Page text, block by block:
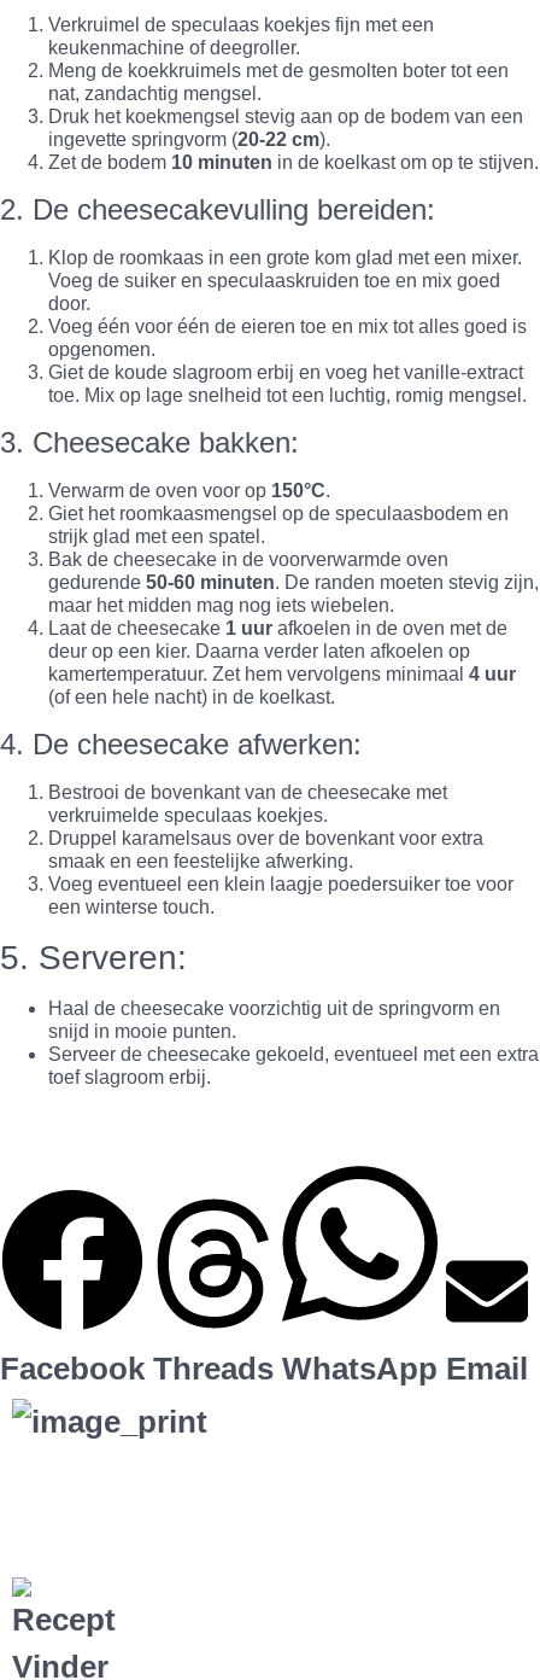
Verkruimel de speculaas koekjes fijn met een
keukenmachine of deegroller.
Meng de koekkruimels met de gesmolten boter tot een
nat, zandachtig mengsel.
Druk het koekmengsel stevig aan op de bodem van een
ingevette springvorm (20-22 cm).
Zet de bodem 10 minuten in de koelkast om op te stijven.
2. De cheesecakevulling bereiden:
Klop de roomkaas in een grote kom glad met een mixer.
Voeg de suiker en speculaaskruiden toe en mix goed
door.
Voeg één voor één de eieren toe en mix tot alles goed is
opgenomen.
Giet de koude slagroom erbij en voeg het vanille-extract
toe. Mix op lage snelheid tot een luchtig, romig mengsel.
3. Cheesecake bakken:
Verwarm de oven voor op 150°C.
Giet het roomkaasmengsel op de speculaasbodem en
strijk glad met een spatel.
Bak de cheesecake in de voorverwarmde oven
gedurende 50-60 minuten. De randen moeten stevig zijn,
maar het midden mag nog iets wiebelen.
Laat de cheesecake 1 uur afkoelen in de oven met de
deur op een kier. Daarna verder laten afkoelen op
kamertemperatuur. Zet hem vervolgens minimaal 4 uur
(of een hele nacht) in de koelkast.
4. De cheesecake afwerken:
Bestrooi de bovenkant van de cheesecake met
verkruimelde speculaas koekjes.
Druppel karamelsaus over de bovenkant voor extra
smaak en een feestelijke afwerking.
Voeg eventueel een klein laagje poedersuiker toe voor
een winterse touch.
5. Serveren:
Haal de cheesecake voorzichtig uit de springvorm en
snijd in mooie punten.
Serveer de cheesecake gekoeld, eventueel met een extra
toef slagroom erbij.
Facebook Threads WhatsApp Email